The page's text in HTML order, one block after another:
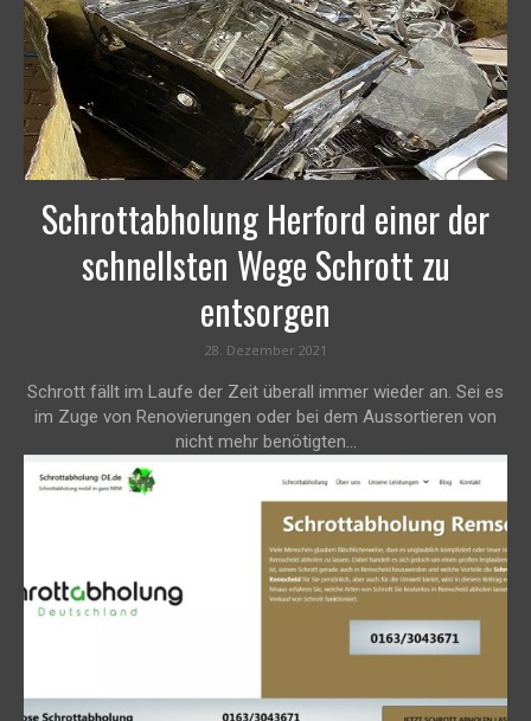
Schrottabholung Herford einer der
schnellsten Wege Schrott zu
entsorgen
28. Dezember 2021
Schrott fällt im Laufe der Zeit überall immer wieder an. Sei es
im Zuge von Renovierungen oder bei dem Aussortieren von
nicht mehr benötigten...